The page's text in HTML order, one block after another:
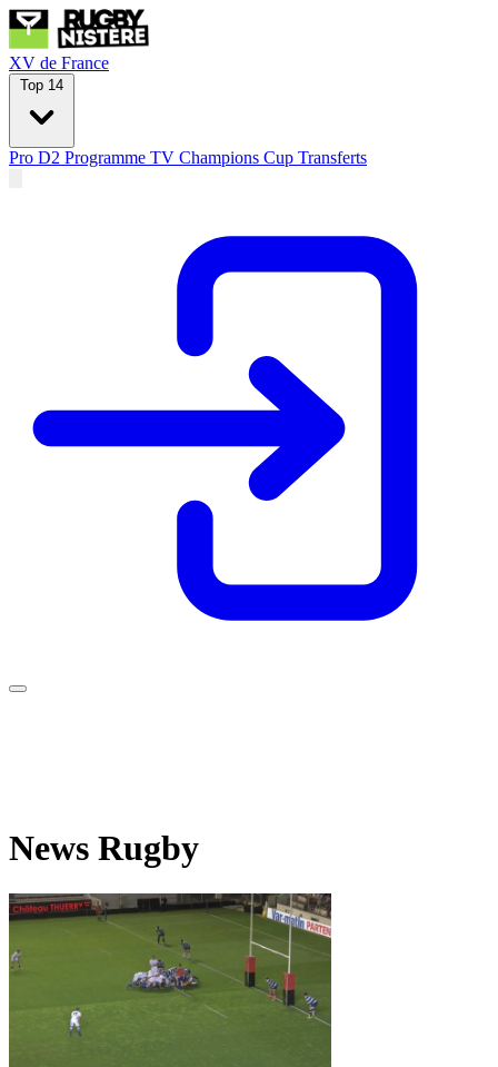
XV de France
Top 14
Pro D2 Programme TV Champions Cup Transferts
News Rugby